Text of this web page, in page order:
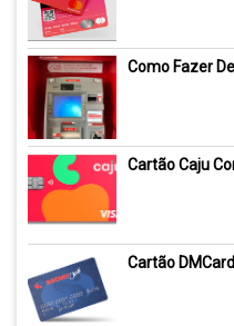
Como Fazer
Cartão Caju
Cartão